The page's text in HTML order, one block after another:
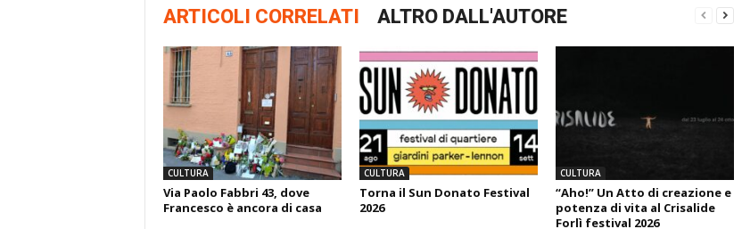
ARTICOLI CORRELATI ALTRO DALL'AUTORE
CULTURA
Via Paolo Fabbri 43, dove
Francesco è ancora di casa
CULTURA
Torna il Sun Donato Festival
2026
CULTURA
“Aho!” Un Atto di creazione e
potenza di vita al Crisalide
Forlì festival 2026